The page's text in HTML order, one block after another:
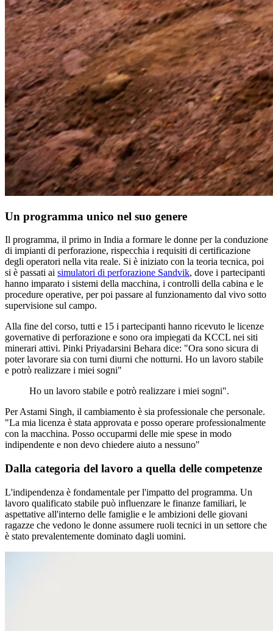
Un programma unico nel suo genere
Il programma, il primo in India a formare le donne per la conduzione
di impianti di perforazione, rispecchia i requisiti di certificazione
degli operatori nella vita reale. Si è iniziato con la teoria tecnica, poi
si è passati ai simulatori di perforazione Sandvik, dove i partecipanti
hanno imparato i sistemi della macchina, i controlli della cabina e le
procedure operative, per poi passare al funzionamento dal vivo sotto
supervisione sul campo.
Alla fine del corso, tutti e 15 i partecipanti hanno ricevuto le licenze
governative di perforazione e sono ora impiegati da KCCL nei siti
minerari attivi. Pinki Priyadarsini Behara dice: "Ora sono sicura di
poter lavorare sia con turni diurni che notturni. Ho un lavoro stabile
e potrò realizzare i miei sogni"
Ho un lavoro stabile e potrò realizzare i miei sogni".
Per Astami Singh, il cambiamento è sia professionale che personale.
"La mia licenza è stata approvata e posso operare professionalmente
con la macchina. Posso occuparmi delle mie spese in modo
indipendente e non devo chiedere aiuto a nessuno"
Dalla categoria del lavoro a quella delle competenze
L'indipendenza è fondamentale per l'impatto del programma. Un
lavoro qualificato stabile può influenzare le finanze familiari, le
aspettative all'interno delle famiglie e le ambizioni delle giovani
ragazze che vedono le donne assumere ruoli tecnici in un settore che
è stato prevalentemente dominato dagli uomini.